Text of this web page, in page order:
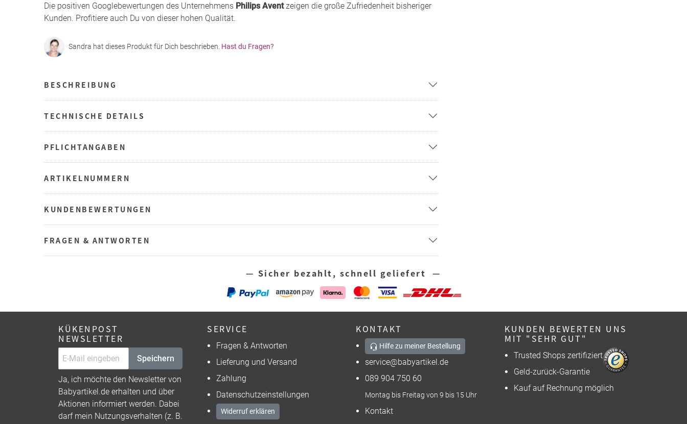
Die positiven Googlebewertungen des Unternehmens Philips Aventzeigen die große Zufriedenheit bisheriger
Kunden. Profitiere auch Du von dieser hohen Qualität.
Sandra hat dieses Produkt für Dich beschrieben. Hast du Fragen?
BESCHREIBUNG
TECHNISCHE DETAILS
PFLICHTANGABEN
ARTIKELNUMMERN
KUNDENBEWERTUNGEN
FRAGEN & ANTWORTEN
— Sicher bezahlt, schnell geliefert —
KÜKENPOST
NEWSLETTER
Speichern
Ja, ich möchte den Newsletter von
Babyartikel.de erhalten und über
Aktionen informiert werden. Dabei
darf mein Nutzungsverhalten (z. B.
SERVICE
Fragen & Antworten
Lieferung und Versand
Zahlung
Datenschutzeinstellungen
Widerruf erklären
KONTAKT
Hilfe zu meiner Bestellung
service@babyartikel.de
089 904 750 60
Montag bis Freitag von 9 bis 15 Uhr
Kontakt
KUNDEN BEWERTEN UNS
MIT "SEHR GUT"
Trusted Shops zertifiziert
Geld-zurück-Garantie
Kauf auf Rechnung möglich